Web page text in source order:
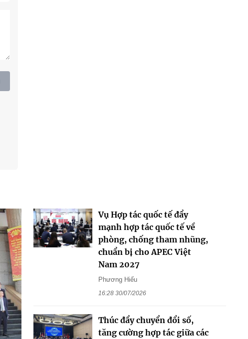
Vụ Hợp tác quốc tế đẩy
mạnh hợp tác quốc tế về
phòng, chống tham nhũng,
chuẩn bị cho APEC Việt
Nam 2027
Phương Hiếu
16:28 30/07/2026
Thúc đẩy chuyển đổi số,
tăng cường hợp tác giữa các